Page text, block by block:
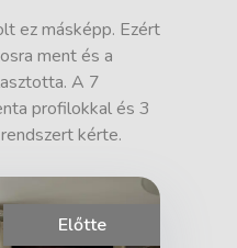
ez másképp. Ezért
ment és a
A 7
profilokkal és 3
kérte.
Előtte